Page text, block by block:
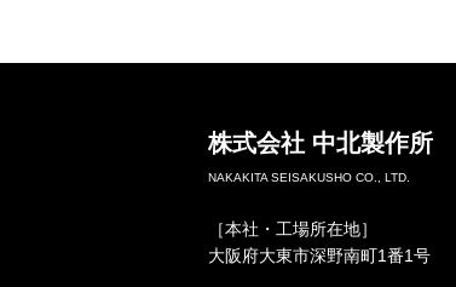
株式会社 中北製作所
NAKAKITA SEISAKUSHO CO., LTD.
［本社・工場所在地］
大阪府大東市深野南町1番1号